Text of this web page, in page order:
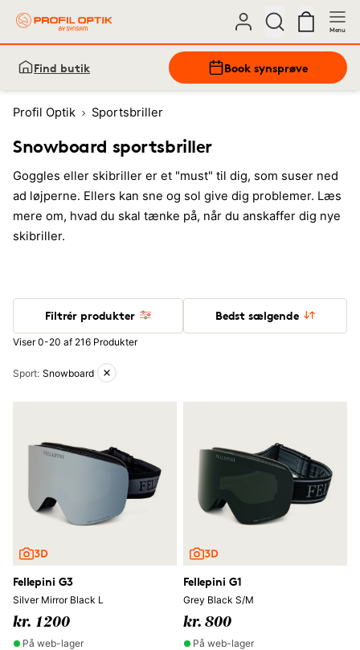
Menu
Find butik Book synsprøve
Profil Optik Sportsbriller
Snowboard sportsbriller
Goggles eller skibriller er et "must" til dig, som suser ned
ad løjperne. Ellers kan sne og sol give dig problemer. Læs
mere om, hvad du skal tænke på, når du anskaffer dig nye
skibriller.
Filtrér produkter Bedst sælgende
Viser 0-20 af 216 Produkter
Aktive filtre
Sport: Snowboard
Fellepini G3
Silver Mirror Black L
kr. 1200
På web-lager
Fellepini G1
Grey Black S/M
kr. 800
På web-lager